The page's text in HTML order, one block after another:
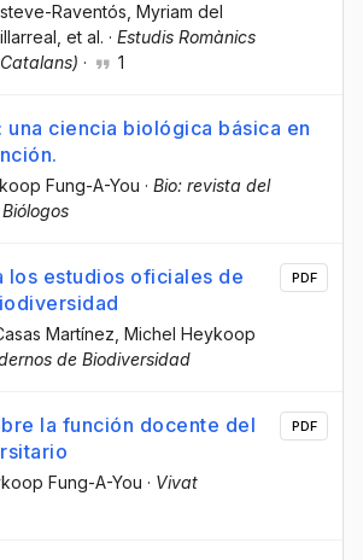
Raventós , Myriam del
, et al. · Estudis Romànics
· 1
una ciencia biológica básica en
Fung-A-You · Bio: revista del
los estudios oficiales de
Martínez , Michel Heykoop
de Biodiversidad
PDF
la función docente del
Fung-A-You · Vivat
PDF